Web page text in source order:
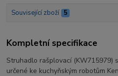
Související zboží 5
Kompletní specifikace
Struhadlo rašplovací (KW715979)
určené ke kuchyňským robotům